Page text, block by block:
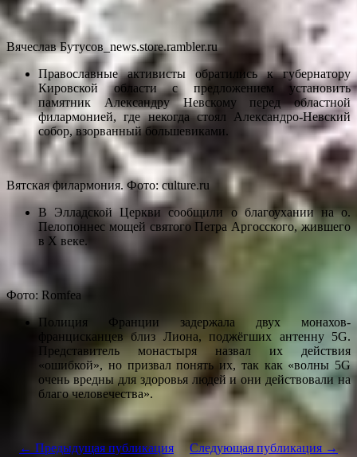
Вячеслав Бутусов_news.store.rambler.ru
Православные активисты обратились к губернатору
Кировской области с предложением установить
памятник Александру Невскому перед областной
филармонией, где некогда стоял Александро-Невский
собор, взорванный большевиками.
Вятская филармония. Фото: culture.ru
В Элладской Церкви сообщили о благоухании на о.
Пелопоннес мощей святого Петра Аргосского, жившего
в Х веке.
Фото: Romfea
Полиция Франции задержала двух монахов-
францисканцев близ Лиона, поджёгших антенну 5G.
Представитель монастыря назвал их действия
«ошибкой», но призвал понять их, так как «волны 5G
очень вредны для здоровья людей и они действовали на
благо человечества».
← Предыдущая публикация
Следующая публикация →